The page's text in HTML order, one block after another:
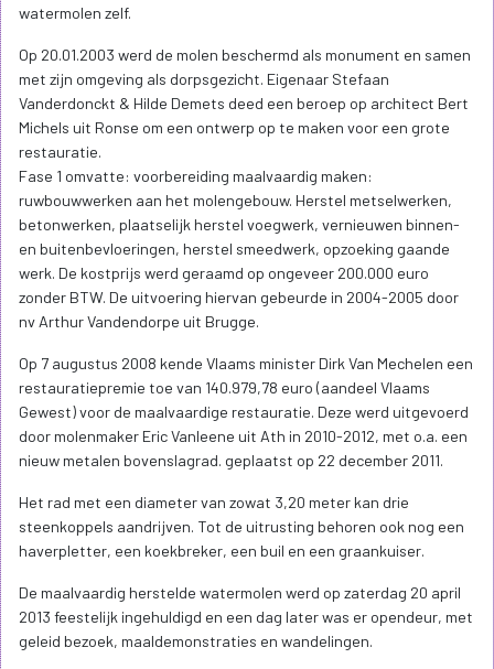
watermolen zelf.
Op 20.01.2003 werd de molen beschermd als monument en samen
met zijn omgeving als dorpsgezicht. Eigenaar Stefaan
Vanderdonckt & Hilde Demets deed een beroep op architect Bert
Michels uit Ronse om een ontwerp op te maken voor een grote
restauratie.
Fase 1 omvatte: voorbereiding maalvaardig maken:
ruwbouwwerken aan het molengebouw. Herstel metselwerken,
betonwerken, plaatselijk herstel voegwerk, vernieuwen binnen-
en buitenbevloeringen, herstel smeedwerk, opzoeking gaande
werk. De kostprijs werd geraamd op ongeveer 200.000 euro
zonder BTW. De uitvoering hiervan gebeurde in 2004-2005 door
nv Arthur Vandendorpe uit Brugge.
Op 7 augustus 2008 kende Vlaams minister Dirk Van Mechelen een
restauratiepremie toe van 140.979,78 euro (aandeel Vlaams
Gewest) voor de maalvaardige restauratie. Deze werd uitgevoerd
door molenmaker Eric Vanleene uit Ath in 2010-2012, met o.a. een
nieuw metalen bovenslagrad. geplaatst op 22 december 2011.
Het rad met een diameter van zowat 3,20 meter kan drie
steenkoppels aandrijven. Tot de uitrusting behoren ook nog een
haverpletter, een koekbreker, een buil en een graankuiser.
De maalvaardig herstelde watermolen werd op zaterdag 20 april
2013 feestelijk ingehuldigd en een dag later was er opendeur, met
geleid bezoek, maaldemonstraties en wandelingen.